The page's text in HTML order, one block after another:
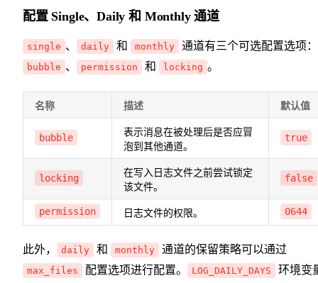
配置 Single、Daily 和 Monthly 通道
single 、 daily 和 monthly 通道有三个可选配置选项：
bubble 、 permission 和 locking 。
名称 描述 默认值
bubble
表示消息在被处理后是否应冒
泡到其他通道。
true
locking
在写入日志文件之前尝试锁定
该文件。
false
permission 日志文件的权限。 0644
此外， daily 和 monthly 通道的保留策略可以通过
max_files 配置选项进行配置。 LOG_DAILY_DAYS
环境变